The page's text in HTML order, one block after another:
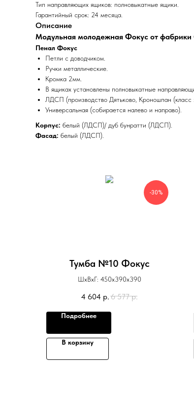
Тип направляющих ящиков: полновыкатные ящики.
Гарантийный срок: 24 месяца.
Описание
Модульная молодежная Фокус от фабрики
Пенал Фокус
Петли с доводчиком.
Ручки металлические.
Кромка 2мм.
В ящиках установлены полновыкатные
ЛДСП (производство Дятьково, Кроношпан (класс
Универсальная (собирается налево и направо).
Корпус: белый (ЛДСП)/ дуб бунратти (ЛДСП).
Фасад: белый (ЛДСП).
-30%
Тумба №10 Фокус
ШхВхГ: 450х390х390
4 604 р.6 577 р.
Подробнее
В корзину